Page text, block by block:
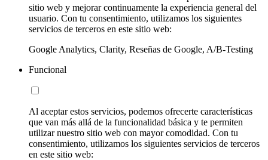
sitio web y mejorar continuamente la experiencia general del
usuario. Con tu consentimiento, utilizamos los siguientes
servicios de terceros en este sitio web:
Google Analytics, Clarity, Reseñas de Google, A/B-Testing
Funcional
Al aceptar estos servicios, podemos ofrecerte características
que van más allá de la funcionalidad básica y te permiten
utilizar nuestro sitio web con mayor comodidad. Con tu
consentimiento, utilizamos los siguientes servicios de terceros
en este sitio web: